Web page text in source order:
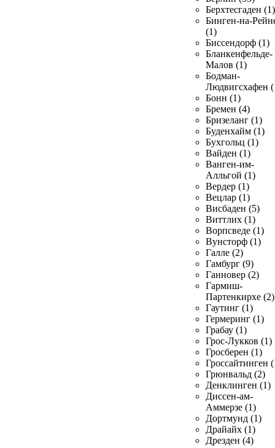
Берхтесгаден (1)
Бинген-на-
(1)
Биссендорф (1)
Бланкенфельде-
Малов (1)
Бодман-
Людвигсхафен
Бонн (1)
Бремен (4)
Бризеланг (1)
Буденхайм (1)
Бухгольц (1)
Вайден (1)
Ванген-им-
Алльгой (1)
Вердер (1)
Вецлар (1)
Висбаден (5)
Виттлих (1)
Ворпсведе (1)
Вунсторф (1)
Галле (2)
Гамбург (9)
Ганновер (2)
Гармиш-
Партенкирхе (2)
Гаутинг (1)
Гермеринг (1)
Грабау (1)
Грос-Лукков (1)
Гросберен (1)
Гроссайтинген
Грюнвальд (2)
Денклинген (1)
Диссен-ам-
Аммерзе (1)
Дортмунд (1)
Драйайх (1)
Дрезден (4)